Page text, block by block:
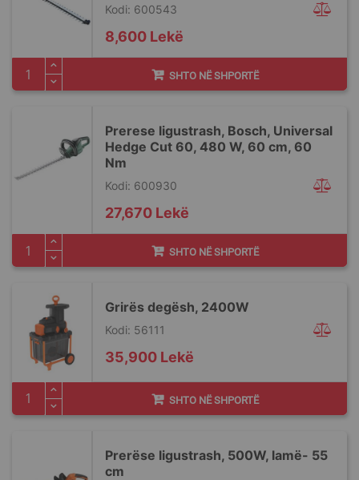
Kodi: 600543
8,600 Lekë
SHTO NË SHPORTË
Prerese ligustrash, Bosch, Universal
Hedge Cut 60, 480 W, 60 cm, 60
Nm
Kodi: 600930
27,670 Lekë
SHTO NË SHPORTË
Grirës degësh, 2400W
Kodi: 56111
35,900 Lekë
SHTO NË SHPORTË
Prerëse ligustrash, 500W, lamë- 55
cm